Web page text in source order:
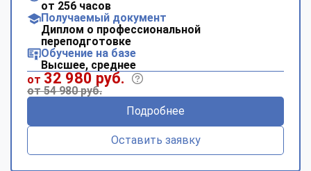
от 256 часов
Получаемый документ
Диплом о профессиональной
переподготовке
Обучение на базе
Высшее, среднее
от 32 980 руб.
от 54 980 руб.
Подробнее
Оставить заявку